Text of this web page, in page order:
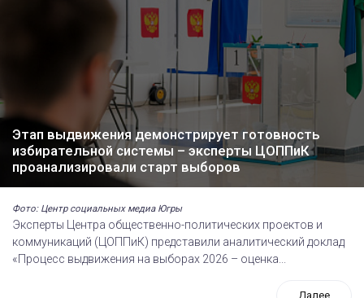
Этап выдвижения демонстрирует готовность
избирательной системы – эксперты ЦОППиК
проанализировали старт выборов
Фото: Центр социальных медиа Югры
Эксперты Центра общественно-политических проектов и
коммуникаций (ЦОППиК) представили аналитический доклад
«Процесс выдвижения на выборах 2026 – оценка...
Далее